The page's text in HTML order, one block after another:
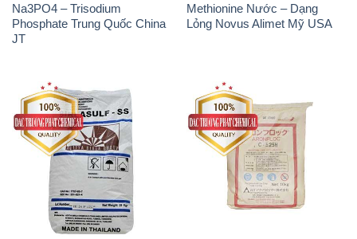
Natri Sunphit – NA2SO3 Thái
Polymer Cation – Accofloc C-
525H MT Aqua Polymer Nhật
Bản Japan